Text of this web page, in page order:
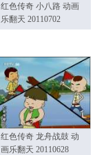
红色传奇 小八路 动画
乐翻天 20110702
红色传奇 龙舟战鼓 动
画乐翻天 20110628